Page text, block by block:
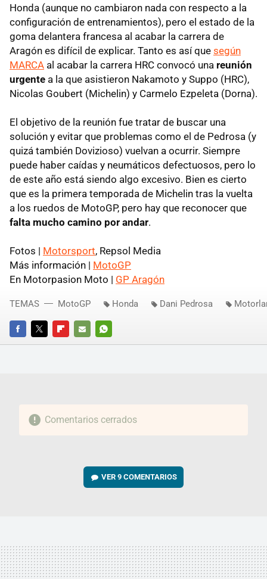
Honda (aunque no cambiaron nada con respecto a la
configuración de entrenamientos), pero el estado de la
goma delantera francesa al acabar la carrera de
Aragón es difícil de explicar. Tanto es así que según
MARCA al acabar la carrera HRC convocó una reunión
urgente a la que asistieron Nakamoto y Suppo (HRC),
Nicolas Goubert (Michelin) y Carmelo Ezpeleta (Dorna).
El objetivo de la reunión fue tratar de buscar una
solución y evitar que problemas como el de Pedrosa (y
quizá también Dovizioso) vuelvan a ocurrir. Siempre
puede haber caídas y neumáticos defectuosos, pero lo
de este año está siendo algo excesivo. Bien es cierto
que es la primera temporada de Michelin tras la vuelta
a los ruedos de MotoGP, pero hay que reconocer que
falta mucho camino por andar.
Fotos | Motorsport, Repsol Media
Más información | MotoGP
En Motorpasion Moto | GP Aragón
FACEBOOKTWITTERFLIPBOARD
E-
WHATSAPP
TEMAS MotoGP Honda Dani Pedrosa
Comentarios cerrados
VER9 COMENTARIOS